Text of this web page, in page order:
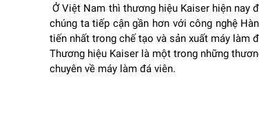
3. Đá viên chất lượng cao, đồng đều
Máy tạo ra đá viên có kích thước đồng
lạnh, không làm loãng nhanh đồ uống,
Đây là yếu tố quan trọng giúp nâng
Ở Việt Nam thì thương hiệu Kaiser hiện
chúng ta tiếp cận gần hơn với công nghệ
tiến nhất trong chế tạo và sản xuất máy làm
Thương hiệu Kaiser là một trong những
chuyên về máy làm đá viên.